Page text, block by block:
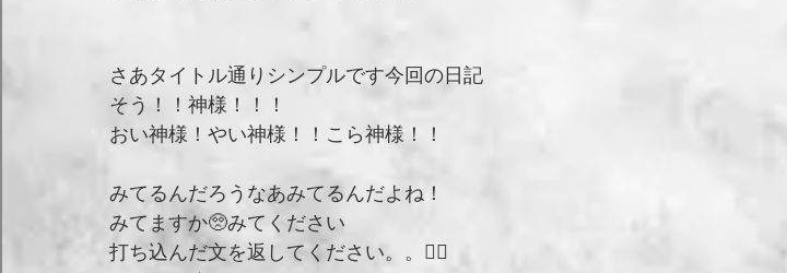
さあタイトル通りシンプルです今回の日記
そう！！神様！！！
おい神様！やい神様！！こら神様！！
みてるんだろうなあみてるんだよね！
みてますか🥺みてください
打ち込んだ文を返してください。。🙇‍♀️